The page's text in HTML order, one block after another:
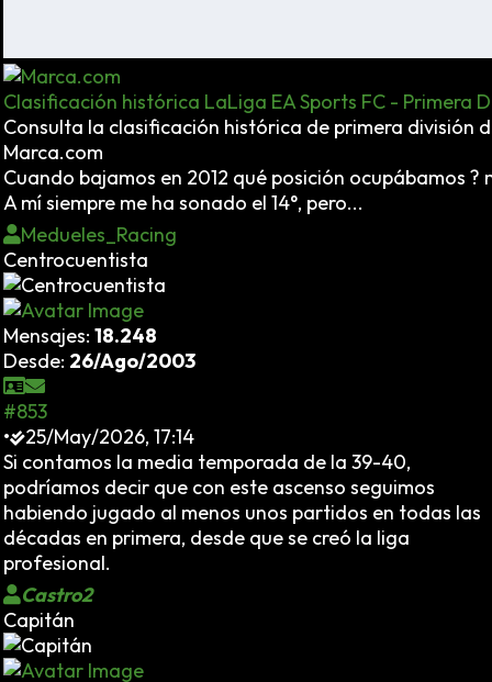
Clasificación histórica LaLiga EA Sports FC - Primera
Consulta la clasificación histórica de primera división
Marca.com
Cuando bajamos en 2012 qué posición ocupábamos ?
A mí siempre me ha sonado el 14°, pero...
Medueles_Racing
Centrocuentista
Mensajes: 18.248
Desde: 26/Ago/2003
#853
•
25/May/2026, 17:14
Si contamos la media temporada de la 39-40,
podríamos decir que con este ascenso seguimos
habiendo jugado al menos unos partidos en todas las
décadas en primera, desde que se creó la liga
profesional.
Castro2
Capitán